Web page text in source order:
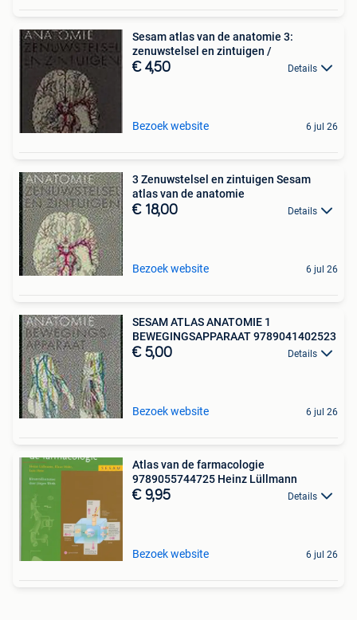
Sesam atlas van de anatomie 3:
zenuwstelsel en zintuigen /
€ 4,50 Details
Bezoek website 6 jul 26
3 Zenuwstelsel en zintuigen Sesam
atlas van de anatomie
€ 18,00 Details
Bezoek website 6 jul 26
SESAM ATLAS ANATOMIE 1
BEWEGINGSAPPARAAT 9789041402523
€ 5,00 Details
Bezoek website 6 jul 26
Atlas van de farmacologie
9789055744725 Heinz Lüllmann
€ 9,95 Details
Bezoek website 6 jul 26